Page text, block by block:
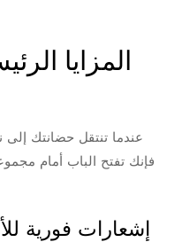
المزايا
عندما تنتقل حضانتك إلى
فإنك تفتح الباب أمام